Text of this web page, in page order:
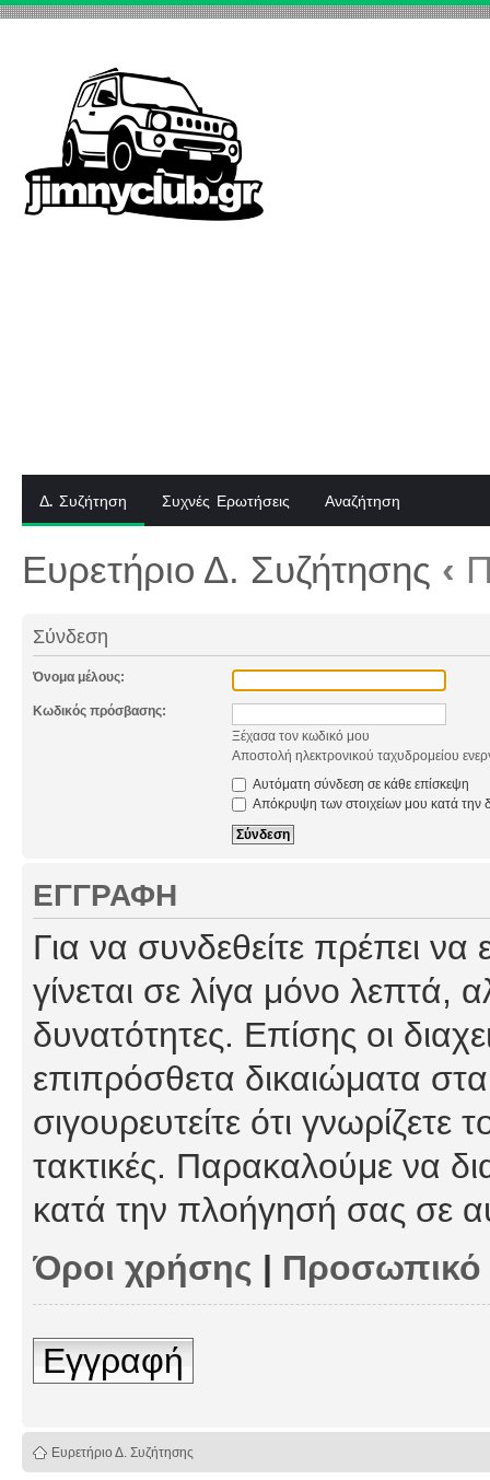
Δ. Συζήτηση Συχνές Ερωτήσεις Αναζήτηση
Ευρετήριο Δ. Συζήτησης ‹
Σύνδεση
Όνομα μέλους:
Κωδικός πρόσβασης:
Ξέχασα τον κωδικό μου
Αποστολή ηλεκτρονικού ταχυδρομείου
Αυτόματη σύνδεση σε κάθε επίσκεψη
Απόκρυψη των στοιχείων μου κατά την
ΕΓΓΡΑΦΉ
Για να συνδεθείτε πρέπει
γίνεται σε λίγα μόνο λεπτά,
δυνατότητες. Επίσης οι
επιπρόσθετα δικαιώματα
σιγουρευτείτε ότι γνωρίζετε
τακτικές. Παρακαλούμε να
κατά την πλοήγησή σας σε
Όροι χρήσης |
Εγγραφή
Ευρετήριο Δ. Συζήτησης